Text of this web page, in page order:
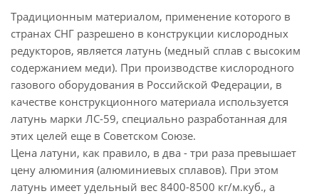
Традиционным материалом, применение которого в
странах СНГ разрешено в конструкции кислородных
редукторов, является латунь (медный сплав с высоким
содержанием меди). При производстве кислородного
газового оборудования в Российской Федерации, в
качестве конструкционного материала используется
латунь марки ЛС-59, специально разработанная для
этих целей еще в Советском Союзе.
Цена латуни, как правило, в два - три раза превышает
цену алюминия (алюминиевых сплавов). При этом
латунь имеет удельный вес 8400-8500 кг/м.куб., а